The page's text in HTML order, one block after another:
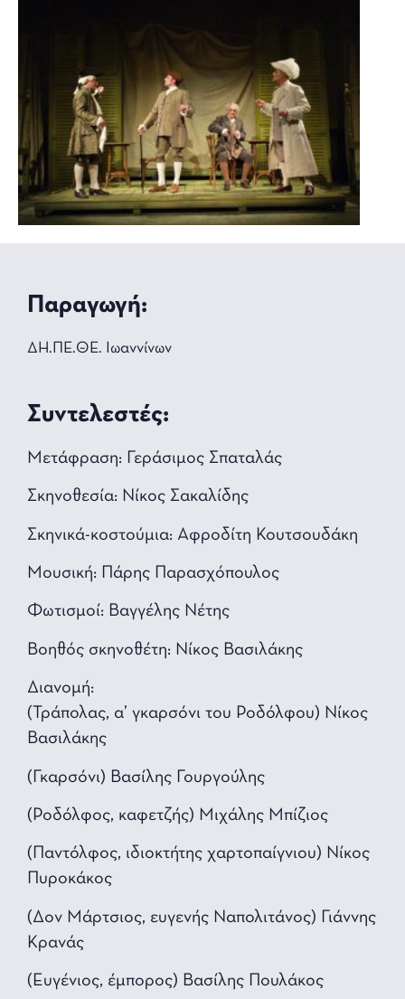
Παραγωγή:
ΔΗ.ΠΕ.ΘΕ. Ιωαννίνων
Συντελεστές:
Μετάφραση: Γεράσιμος Σπαταλάς
Σκηνοθεσία: Νίκος Σακαλίδης
Σκηνικά-κοστούμια: Αφροδίτη Κουτσουδάκη
Μουσική: Πάρης Παρασχόπουλος
Φωτισμοί: Βαγγέλης Νέτης
Βοηθός σκηνοθέτη: Νίκος Βασιλάκης
Διανομή:
(Τράπολας, α’ γκαρσόνι του Ροδόλφου) Νίκος
Βασιλάκης
(Γκαρσόνι) Βασίλης Γουργούλης
(Ροδόλφος, καφετζής) Μιχάλης Μπίζιος
(Παντόλφος, ιδιοκτήτης χαρτοπαίγνιου) Νίκος
Πυροκάκος
(Δον Μάρτσιος, ευγενής Ναπολιτάνος) Γιάννης
Κρανάς
(Ευγένιος, έμπορος) Βασίλης Πουλάκος